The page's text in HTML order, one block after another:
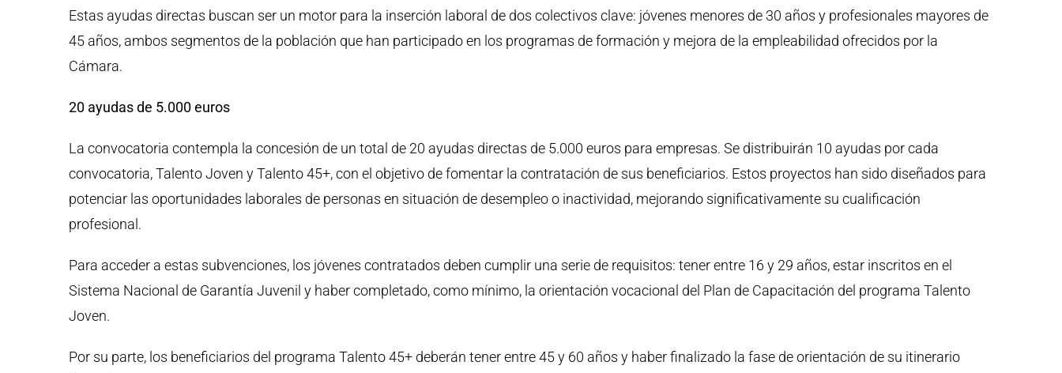
Estas ayudas directas buscan ser un motor para la inserción laboral de dos colectivos clave: jóvenes menores de 30 años y profesionales mayores de
45 años, ambos segmentos de la población que han participado en los programas de formación y mejora de la empleabilidad ofrecidos por la
Cámara.
20 ayudas de 5.000 euros
La convocatoria contempla la concesión de un total de 20 ayudas directas de 5.000 euros para empresas. Se distribuirán 10 ayudas por cada
convocatoria, Talento Joven y Talento 45+, con el objetivo de fomentar la contratación de sus beneficiarios. Estos proyectos han sido diseñados para
potenciar las oportunidades laborales de personas en situación de desempleo o inactividad, mejorando significativamente su cualificación
profesional.
Para acceder a estas subvenciones, los jóvenes contratados deben cumplir una serie de requisitos: tener entre 16 y 29 años, estar inscritos en el
Sistema Nacional de Garantía Juvenil y haber completado, como mínimo, la orientación vocacional del Plan de Capacitación del programa Talento
Joven.
Por su parte, los beneficiarios del programa Talento 45+ deberán tener entre 45 y 60 años y haber finalizado la fase de orientación de su itinerario